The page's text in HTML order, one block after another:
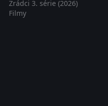
Zrádci 3. série (2026)
Filmy